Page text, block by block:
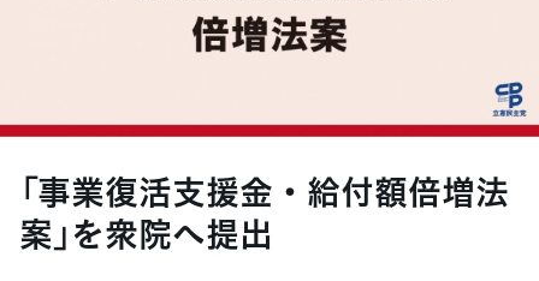
「事業復活支援金・給付額倍増法
案」を衆院へ提出